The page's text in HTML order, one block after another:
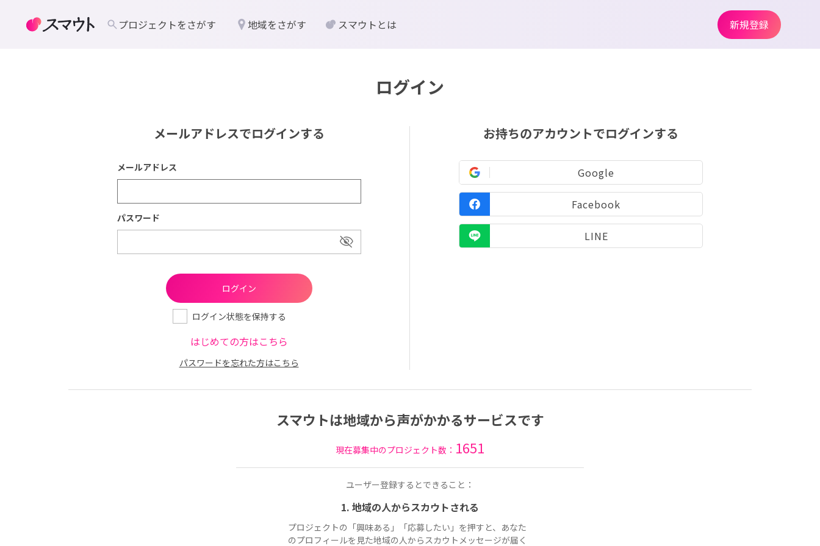
ログイン
メールアドレスでログインする
メールアドレス
パスワード
ログイン状態を保持する
はじめての方はこちら
パスワードを忘れた方はこちら
お持ちのアカウントでログインする
Google
Facebook
LINE
スマウトは地域から声がかかるサービスです
現在募集中のプロジェクト数： 1651
ユーザー登録するとできること：
1. 地域の人からスカウトされる
プロジェクトの「興味ある」「応募したい」を押すと、あなた
のプロフィールを見た地域の人からスカウトメッセージが届く
プロジェクトをさがす 地域をさがす スマウトとは 新規登録